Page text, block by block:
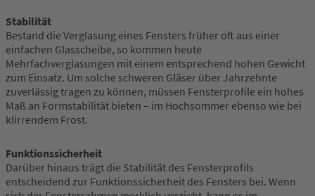
Stabilität
Bestand die Verglasung eines Fensters früher oft aus einer
einfachen Glasscheibe, so kommen heute
Mehrfachverglasungen mit einem entsprechend hohen Gewicht
zum Einsatz. Um solche schweren Gläser über Jahrzehnte
zuverlässig tragen zu können, müssen Fensterprofile ein hohes
Maß an Formstabilität bieten – im Hochsommer ebenso wie bei
klirrendem Frost.
Funktionssicherheit
Darüber hinaus trägt die Stabilität des Fensterprofils
entscheidend zur Funktionssicherheit des Fensters bei. Wenn